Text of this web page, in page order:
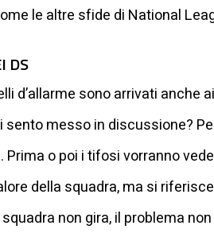
le altre sfide di National
DS
d’allarme sono arrivati anche
sento messo in discussione?
o poi i tifosi vorranno
della squadra, ma si
non gira, il problema